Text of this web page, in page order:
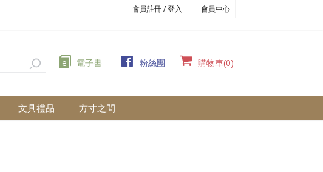
會員註冊 / 登入 會員中心
e 電子書 粉絲團 購物車(0)
文具禮品 方寸之間